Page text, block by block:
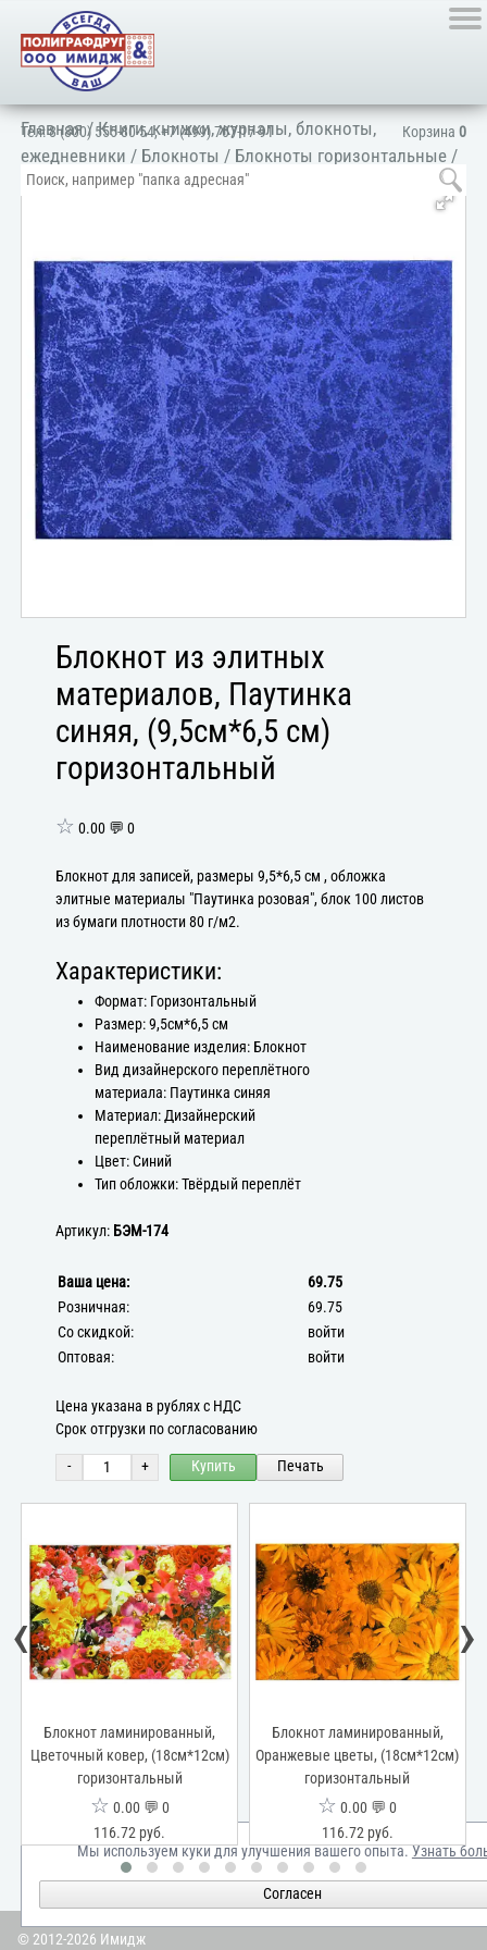
Корзина 0
Тел:8 (800) 555-80-54,+7 (499) 707-17-91
Главная/Книги, книжки, журналы, блокноты,
ежедневники / Блокноты / Блокноты горизонтальные /
Блокнот из элитных
материалов, Паутинка
синяя, (9,5см*6,5 см)
горизонтальный
☆ 0.00 💬 0
Блокнот для записей, размеры 9,5*6,5 см , обложка
элитные материалы "Паутинка розовая", блок 100 листов
из бумаги плотности 80 г/м2.
Характеристики:
Формат: Горизонтальный
Размер: 9,5см*6,5 см
Наименование изделия: Блокнот
Вид дизайнерского переплётного
материала: Паутинка синяя
Материал: Дизайнерский
переплётный материал
Цвет: Синий
Тип обложки: Твёрдый переплёт
Артикул: БЭМ-174
Ваша цена:
69.75
Розничная:
69.75
Со скидкой:
войти
Оптовая:
войти
Цена указана в рублях с НДС
Срок отгрузки по согласованию
- + Купить Печать
Блокнот ламинированный,
Цветочный ковер, (18см*12см)
горизонтальный
☆ 0.00 💬 0
116.72 руб.
Блокнот ламинированный,
Оранжевые цветы, (18см*12см)
горизонтальный
☆ 0.00 💬 0
116.72 руб.
‹ ›
Мы используем куки для улучшения вашего опыта.Узнать
Согласен
© 2012-2026 Имидж